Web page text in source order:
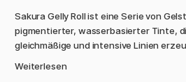
Sakura Gelly Roll ist eine Serie von
pigmentierter, wasserbasierter Tinte,
gleichmäßige und intensive Linien
Weiterlesen